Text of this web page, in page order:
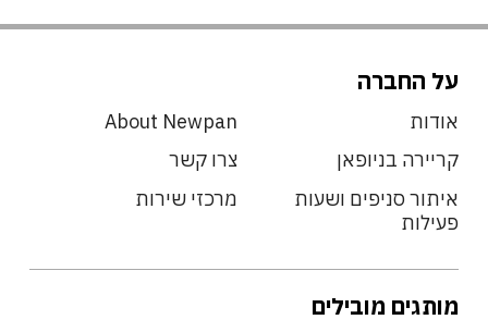
על החברה
אודות
About Newpan
קריירה בניופאן
צרו קשר
איתור סניפים ושעות
פעילות
מרכזי שירות
מותגים מובילים